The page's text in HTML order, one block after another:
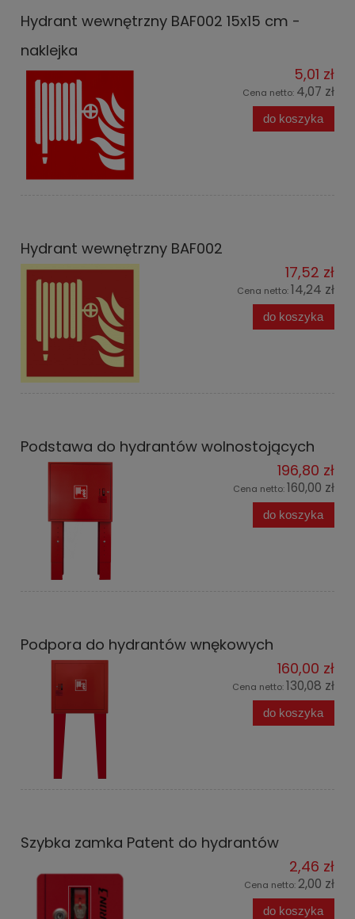
Hydrant wewnętrzny BAF002 15x15 cm -
naklejka
5,01 zł
Cena netto: 4,07 zł
do koszyka
Hydrant wewnętrzny BAF002
17,52 zł
Cena netto:14,24 zł
do koszyka
Podstawa do hydrantów wolnostojących
196,80 zł
Cena netto:160,00 zł
do koszyka
Podpora do hydrantów wnękowych
160,00 zł
Cena netto:130,08 zł
do koszyka
Szybka zamka Patent do hydrantów
2,46 zł
Cena netto:2,00 zł
do koszyka